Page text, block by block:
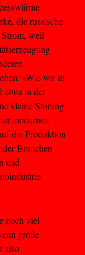
die russische
weil
»Wie wir in
etwa in der
kleine Störung
modernen
die Produktion
Branchen
und
noch viel
große
also